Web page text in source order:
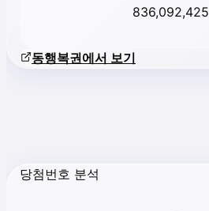
836,092,425
동행복권에서 보기
당첨번호 분석